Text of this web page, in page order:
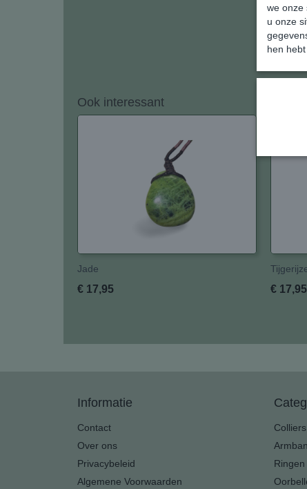
Ook interessant
Jade
€ 17,95 € 17,95
Informatie
Contact
Over ons
Privacybeleid
Algemene Voorwaarden
Colliers
Ringen
we onze
u onze
hen